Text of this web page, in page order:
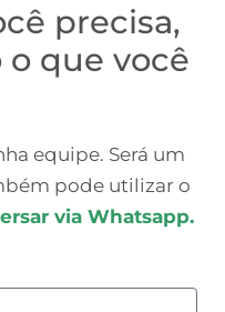
precisa,
que você
equipe. Será um
pode utilizar o
via Whatsapp.